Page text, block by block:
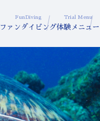
FunDiving
ファンダイビング
Trial Menu
体験メニュー